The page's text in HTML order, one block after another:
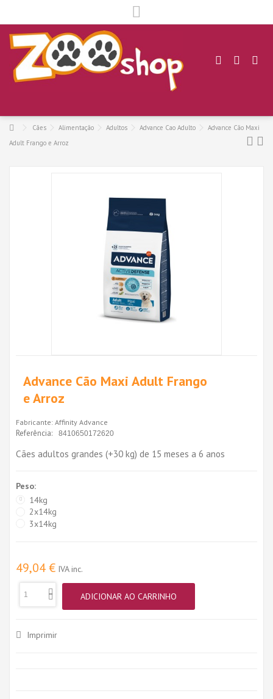
Cães Alimentação Adultos Advance Cao Adulto
Advance Cão Maxi
Adult Frango e Arroz
Advance Cão Maxi Adult Frango
e Arroz
Fabricante: Affinity Advance
Referência: 8410650172620
Cães adultos grandes (+30 kg) de 15 meses a 6 anos
Peso:
14kg
2x14kg
3x14kg
49,04 € IVA inc.
ADICIONAR AO CARRINHO
Imprimir